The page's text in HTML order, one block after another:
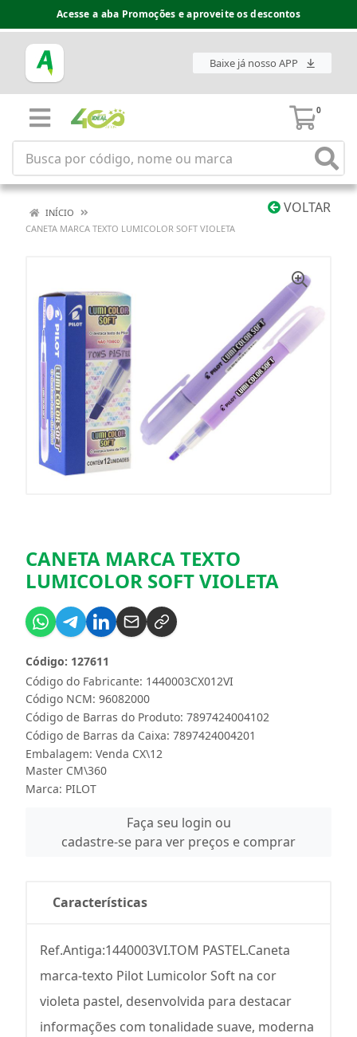
Acesse a aba Promoções e aproveite os descontos
Baixe já nosso APP
0
VOLTAR
INÍCIO
CANETA MARCA TEXTO LUMICOLOR SOFT VIOLETA
CANETA MARCA TEXTO
LUMICOLOR SOFT VIOLETA
Código do Fabricante: 1440003CX012VI
Código: 127611
Código NCM: 96082000
Código de Barras do Produto: 7897424004102
Código de Barras da Caixa: 7897424004201
Embalagem: Venda CX\12
Master CM\360
Marca: PILOT
Faça seu login ou
cadastre-se para ver preços e comprar
Características
Ref.Antiga:1440003VI.TOM PASTEL.Caneta
marca-texto Pilot Lumicolor Soft na cor
violeta pastel, desenvolvida para destacar
informações com tonalidade suave, moderna